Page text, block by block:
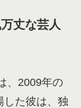
丈な芸人
、2009年の
した彼は、独